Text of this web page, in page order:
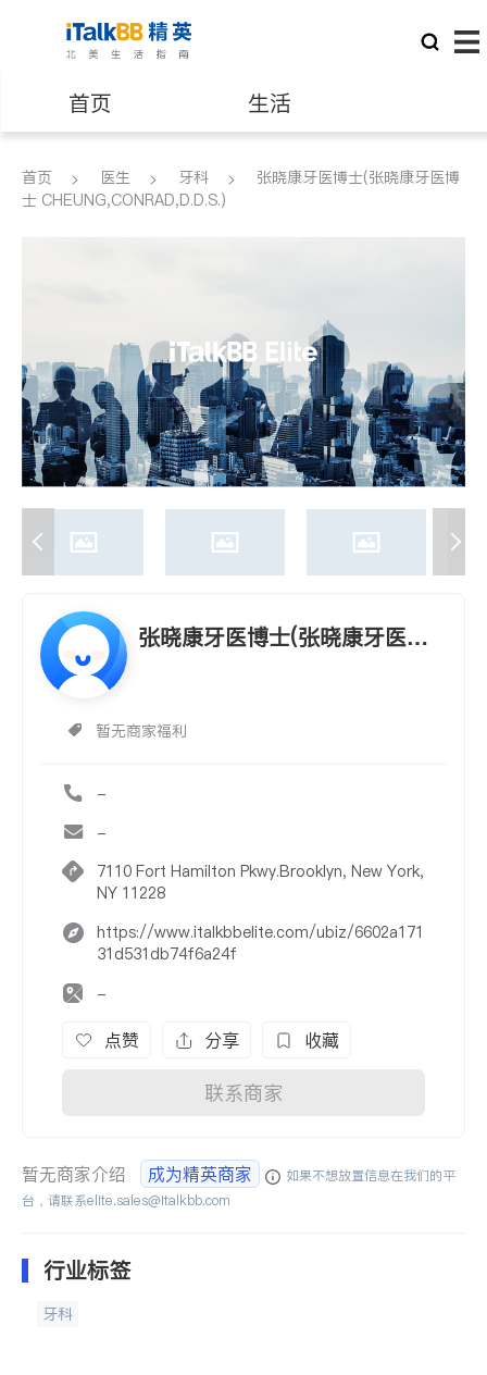
首页 生活
医生 律师
养老 非盈利组织
首页 医生 牙科
张晓康牙医博士(张晓康牙医博
士 CHEUNG,CONRAD,D.D.S.)
张晓康牙医博士(张晓康牙医博
暂无商家福利
-
-
7110 Fort Hamilton Pkwy.Brooklyn, New York,
NY 11228
https://www.italkbbelite.com/ubiz/6602a171
31d531db74f6a24f
-
点赞 分享 收藏
联系商家
暂无商家介绍 成为精英商家
如果不想放置信息在我们的平
台，请联系elite.sales@italkbb.com
行业标签
牙科